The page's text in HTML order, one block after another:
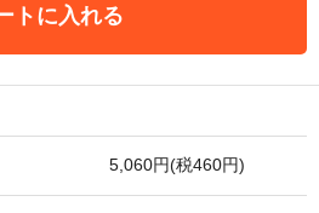
トに入れる
5,060円(税460円)